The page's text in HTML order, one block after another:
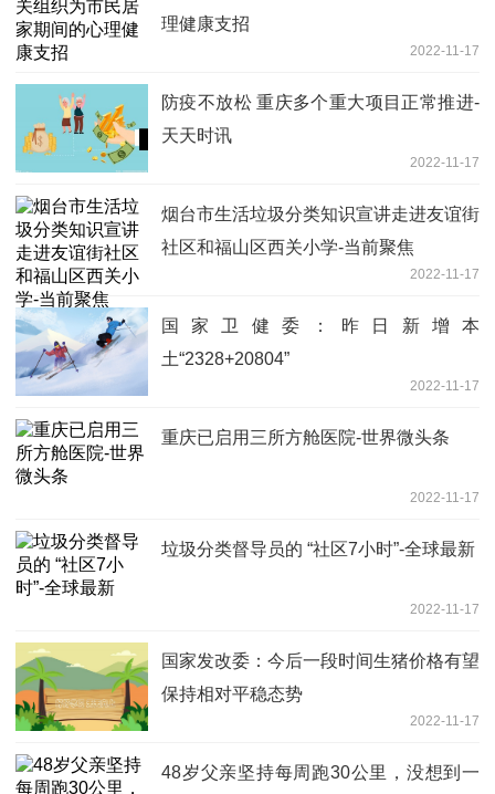
理健康支招
2022-11-17
防疫不放松 重庆多个重大项目正常推进-
天天时讯
2022-11-17
烟台市生活垃圾分类知识宣讲走进友谊街
社区和福山区西关小学-当前聚焦
2022-11-17
国家卫健委：昨日新增本
土“2328+20804”
2022-11-17
重庆已启用三所方舱医院-世界微头条
2022-11-17
垃圾分类督导员的 “社区7小时”-全球最新
2022-11-17
国家发改委：今后一段时间生猪价格有望
保持相对平稳态势
2022-11-17
48岁父亲坚持每周跑30公里，没想到一